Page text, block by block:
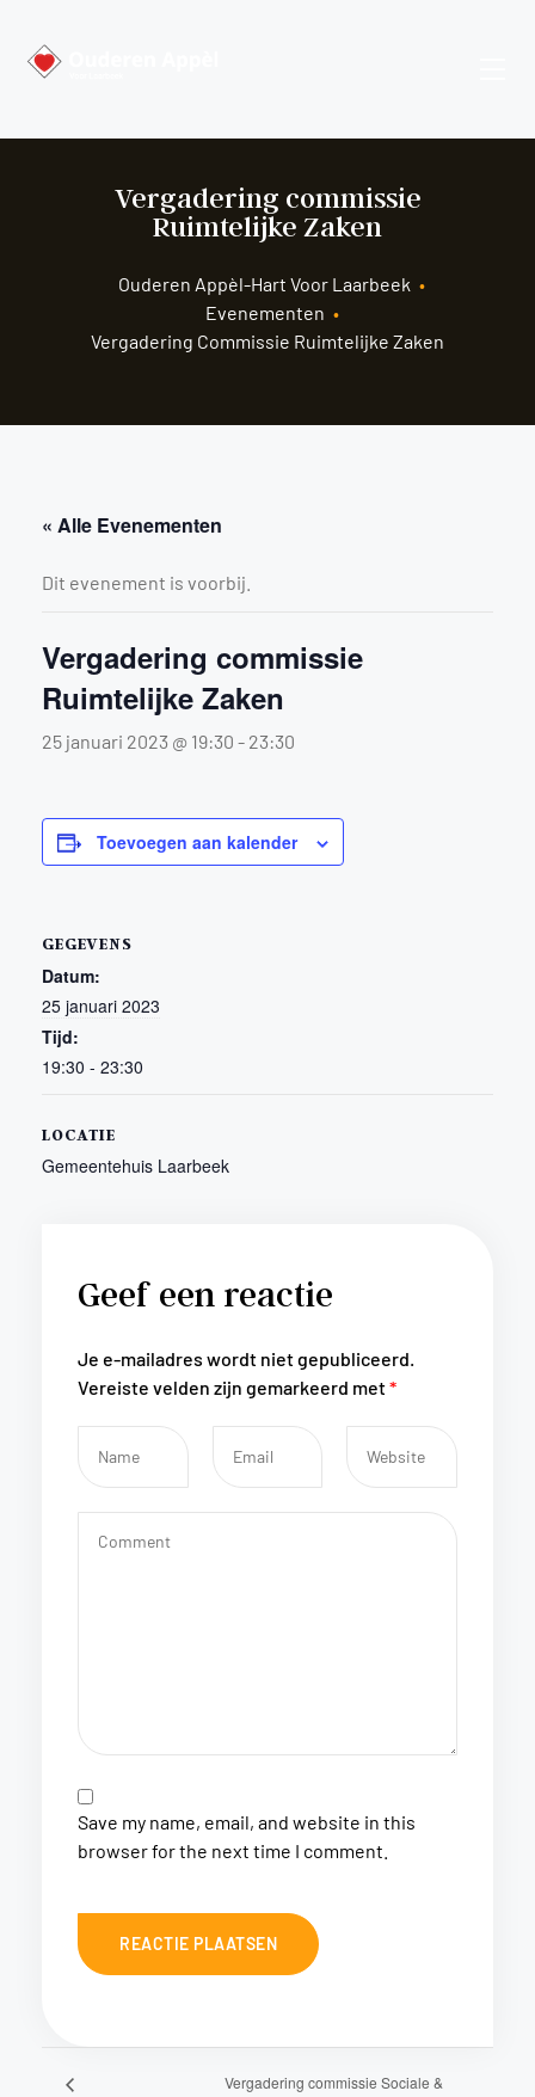
Vergadering commissie
Ruimtelijke Zaken
Ouderen Appèl-Hart Voor Laarbeek •
Evenementen •
Vergadering Commissie Ruimtelijke Zaken
« Alle Evenementen
Dit evenement is voorbij.
Vergadering commissie
Ruimtelijke Zaken
25 januari 2023 @ 19:30 - 23:30
Toevoegen aan kalender
GEGEVENS
Datum:
25 januari 2023
Tijd:
19:30 - 23:30
LOCATIE
Gemeentehuis Laarbeek
Geef een reactie
Je e-mailadres wordt niet gepubliceerd.
Vereiste velden zijn gemarkeerd met*
Save my name, email, and website in this
browser for the next time I comment.
Vergadering commissie Sociale &